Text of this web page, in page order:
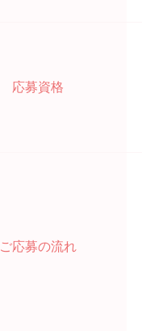
応募資格
ご応募の流れ